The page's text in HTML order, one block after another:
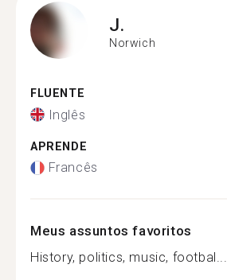
J.
Norwich
FLUENTE
Inglês
APRENDE
Francês
Meus assuntos favoritos
History, politics, music, footbal...